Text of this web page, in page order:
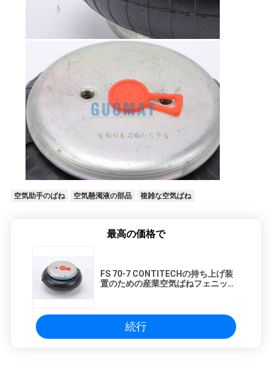
空気助手のばね 空気懸濁液の部品 複雑な空気ばね
最高の価格で
FS 70-7 CONTITECHの持ち上げ装
置のための産業空気ばねフェニック
続行